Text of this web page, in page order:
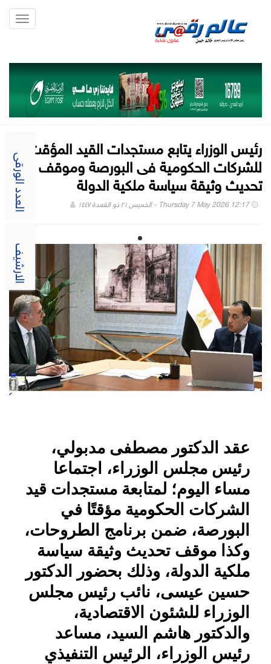
العدد الورقى
الارشيف
رئيس الوزراء يتابع مستجدات القيد المؤقت
للشركات الحكومية فى البورصة وموقف
تحديث وثيقة سياسة ملكية الدولة
Thursday 7 May 2026 12:17 - الخميس ٢١ ذو القعدة ١٤٤٧
عقد الدكتور مصطفى مدبولي،
رئيس مجلس الوزراء، اجتماعا
مساء اليوم؛ لمتابعة مستجدات قيد
الشركات الحكومية مؤقتًا في
البورصة، ضمن برنامج الطروحات،
وكذا موقف تحديث وثيقة سياسة
ملكية الدولة، وذلك بحضور الدكتور
حسين عيسى، نائب رئيس مجلس
الوزراء للشئون الاقتصادية،
والدكتور هاشم السيد، مساعد
رئيس الوزراء، الرئيس التنفيذي